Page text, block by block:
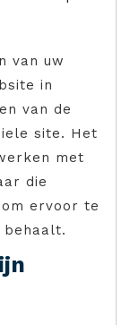
van uw
in
van de
site. Het
met
die
ervoor te